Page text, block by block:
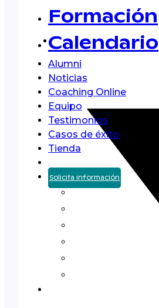
Formación
Calendario
Alumni
Noticias
Coaching Online
Equipo
Testimonios
Casos de éxito
Tienda
Solicita información